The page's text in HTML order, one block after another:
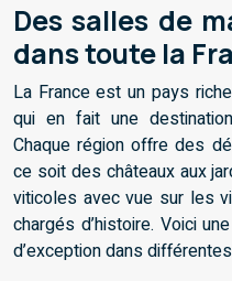
Des salles de
dans toute la
La France est un pays
qui en fait une
Chaque région offre des
ce soit des châteaux aux
viticoles avec vue sur les
chargés d’histoire. Voici
d’exception dans